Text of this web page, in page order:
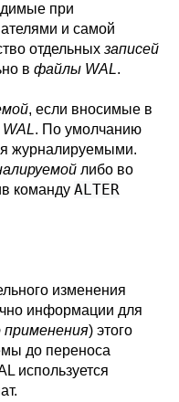
при
и самой
отдельных записей
в файлы WAL.
, если вносимые в
WAL. По умолчанию
журналируемыми.
либо во
команду ALTER
изменения
информации для
применения) этого
до переноса
используется